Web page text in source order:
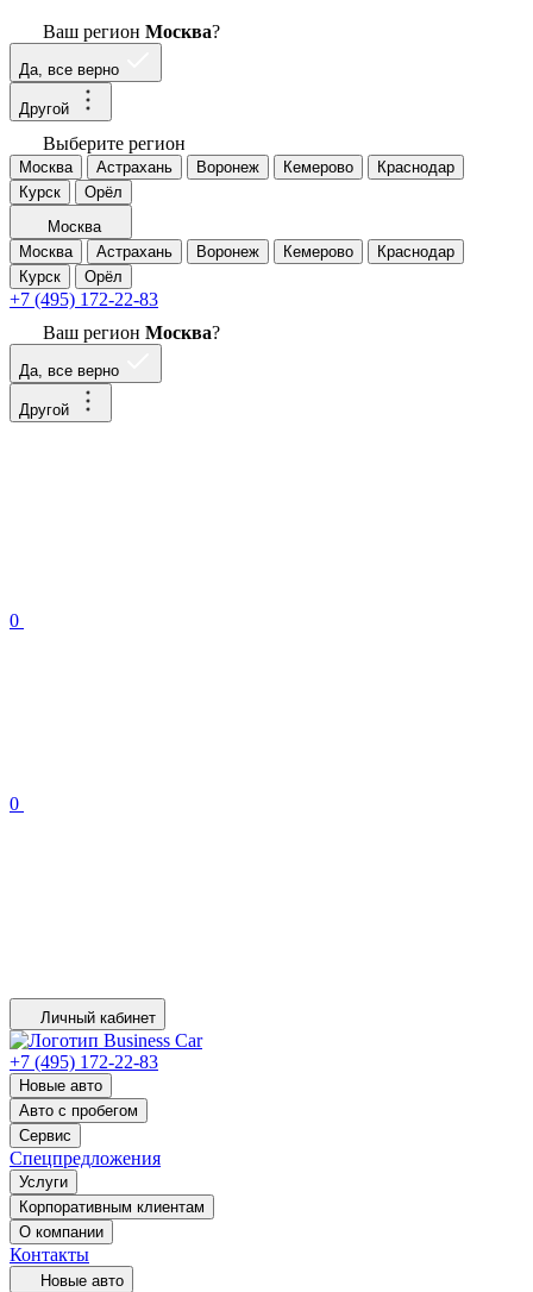
Ваш регион Москва?
Да, все верно
Другой
Выберите регион
Москва Астрахань Воронеж Кемерово
Краснодар
Курск
Орёл
Москва
Москва
Астрахань Воронеж Кемерово
Краснодар
Курск
Орёл
+7 (495) 172-22-83
Ваш регион Москва?
Да, все верно
Другой
0
0
Личный кабинет
+7 (495) 172-22-83
Новые авто
Авто с пробегом
Сервис
Спецпредложения
Услуги
Корпоративным клиентам
О компании
Контакты
Новые авто